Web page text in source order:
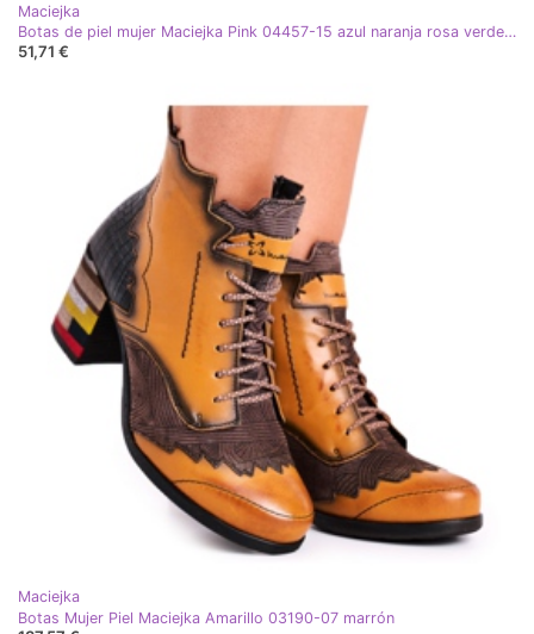
Maciejka
Botas de piel mujer Maciejka Pink 04457-15 azul naranja rosa verde amarillo
51,71 €
Maciejka
Botas Mujer Piel Maciejka Amarillo 03190-07 marrón